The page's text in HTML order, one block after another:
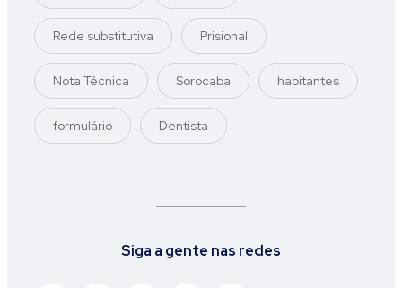
Rede substitutiva Prisional
Nota Técnica Sorocaba habitantes
formulário Dentista
Siga a gente nas redes